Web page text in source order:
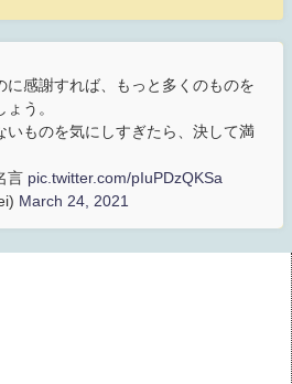
に感謝すれば、もっと多くのものを
う。
いものを気にしすぎたら、決して満
言 pic.twitter.com/pIuPDzQKSa
March 24, 2021